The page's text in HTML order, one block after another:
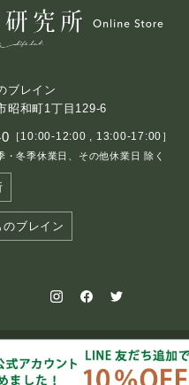
ブレイン
昭和町1丁目129-6
［10:00-12:00 , 13:00-17:00］
・冬季休業日、その他休業日 除く
ブレイン
brain Corporation. All Rights